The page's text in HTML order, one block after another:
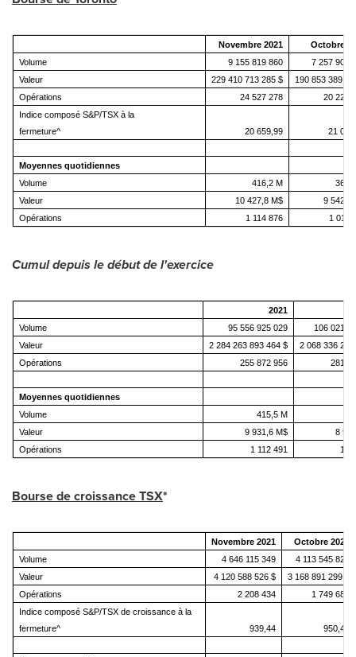
Novembre 2021
Octobre
Volume
9 155 819 860
7 257 907
Valeur
229 410 713 285 $
190 853 389
Opérations
24 527 278
20 226
Indice composé S&P/TSX à la
fermeture^
20 659,99 21
Moyennes quotidiennes
Volume
416,2 M
Valeur
10 427,8 M$
9 542,7
Opérations
1 114 876 1 011
Cumul depuis le début de l'exercice
2021
Volume
95 556 925 029
106 021
Valeur
2 284 263 893 464 $
2 068 336
Opérations
255 872 956 281
Moyennes quotidiennes
Volume
415,5 M
Valeur
9 931,6 M$
8
Opérations
1 112 491 1
Bourse de croissance TSX*
Novembre 2021
Octobre 2021
Volume
4 646 115 349
4 113 545 824
Valeur
4 120 588 526 $
3 168 891 299 $
Opérations
2 208 434
1 749 686
Indice composé S&P/TSX de croissance à la
fermeture^
939,44 950,43